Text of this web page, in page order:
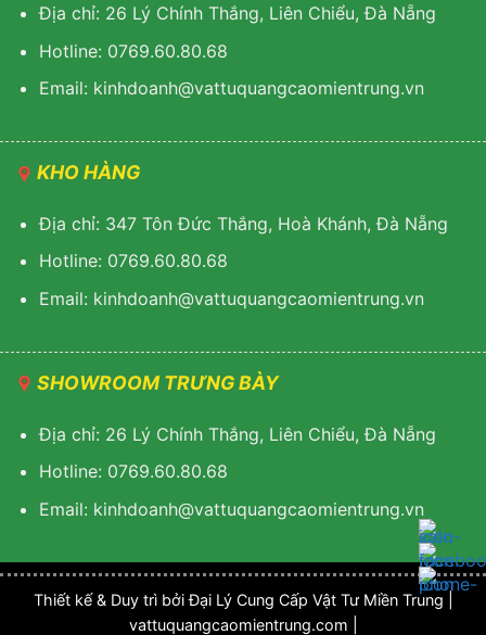
Địa chỉ: 26 Lý Chính Thắng, Liên Chiểu, Đà Nẵng
Hotline: 0769.60.80.68
Email: kinhdoanh@vattuquangcaomientrung.vn
KHO HÀNG
Địa chỉ: 347 Tôn Đức Thắng, Hoà Khánh, Đà Nẵng
Hotline: 0769.60.80.68
Email: kinhdoanh@vattuquangcaomientrung.vn
SHOWROOM TRƯNG BÀY
Địa chỉ: 26 Lý Chính Thắng, Liên Chiểu, Đà Nẵng
Hotline: 0769.60.80.68
Email: kinhdoanh@vattuquangcaomientrung.vn
Thiết kế & Duy trì bởi Đại Lý Cung Cấp Vật Tư Miền Trung |
vattuquangcaomientrung.com |